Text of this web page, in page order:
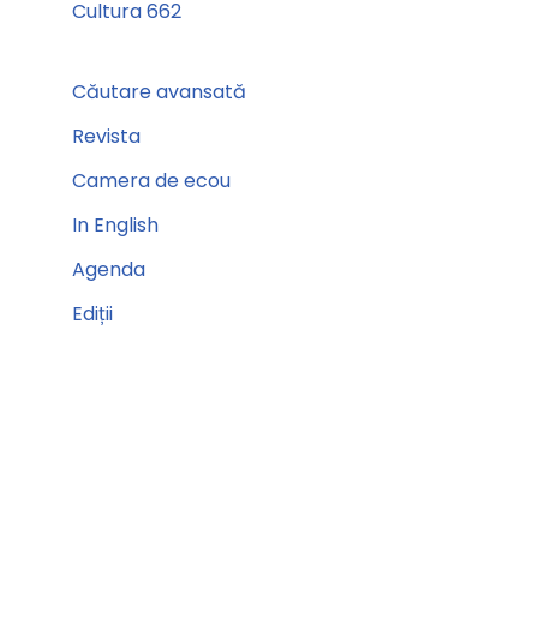
Cultura 662
Căutare avansată
Revista
Camera de ecou
In English
Agenda
Ediții